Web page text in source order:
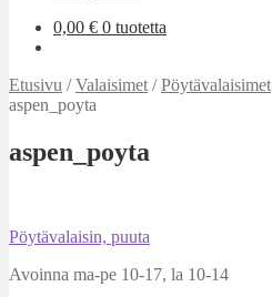
0,00 € 0 tuotetta
Etusivu /Valaisimet /Pöytävalaisimet
aspen_poyta
aspen_poyta
Artikkelien
selaus
Edellinen
Pöytävalaisin, puuta
Avoinna ma-pe 10-17, la 10-14